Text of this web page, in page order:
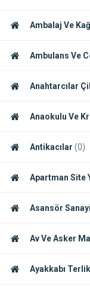
Ambalaj Ve
Ambulans Ve
Anahtarcılar
Anaokulu Ve
Antikacılar (0)
Apartman Site
Asansör Sanayi
Av Ve Asker
Ayakkabı